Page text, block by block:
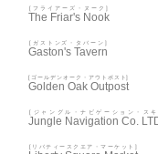
The Friar's Nook
[フライアーズ・ヌーク]
Gaston's Tavern
[ガストンズ・タバーン]
Golden Oak Outpost
[ゴールデンオーク・アウトポスト]
Jungle Navigation Co.
[ジャングル・ナビゲーション・ス
[リバティースクエア・マーケット]